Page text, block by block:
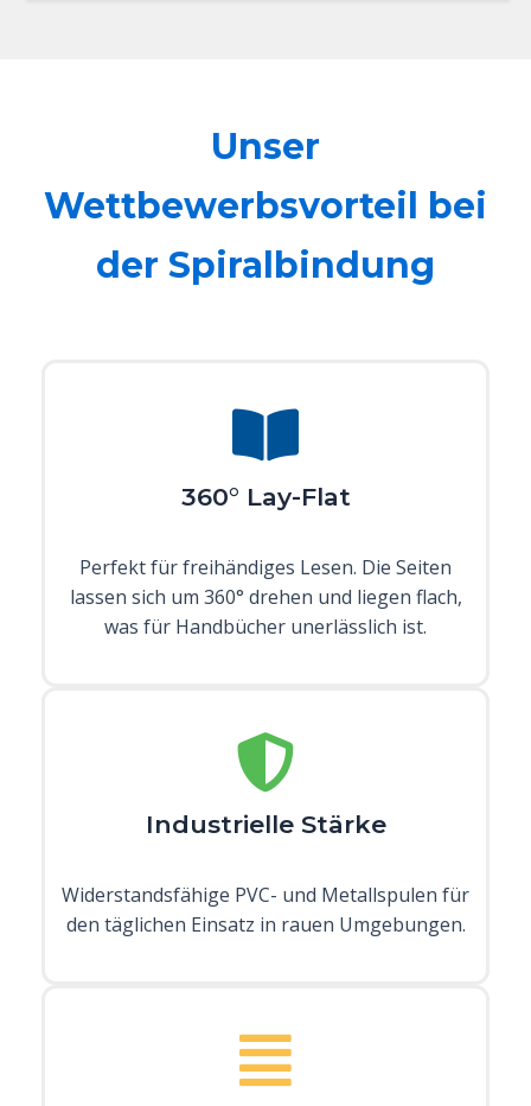
Unser
Wettbewerbsvorteil bei
der Spiralbindung
360° Lay-Flat
Perfekt für freihändiges Lesen. Die Seiten
lassen sich um 360° drehen und liegen flach,
was für Handbücher unerlässlich ist.
Industrielle Stärke
Widerstandsfähige PVC- und Metallspulen für
den täglichen Einsatz in rauen Umgebungen.